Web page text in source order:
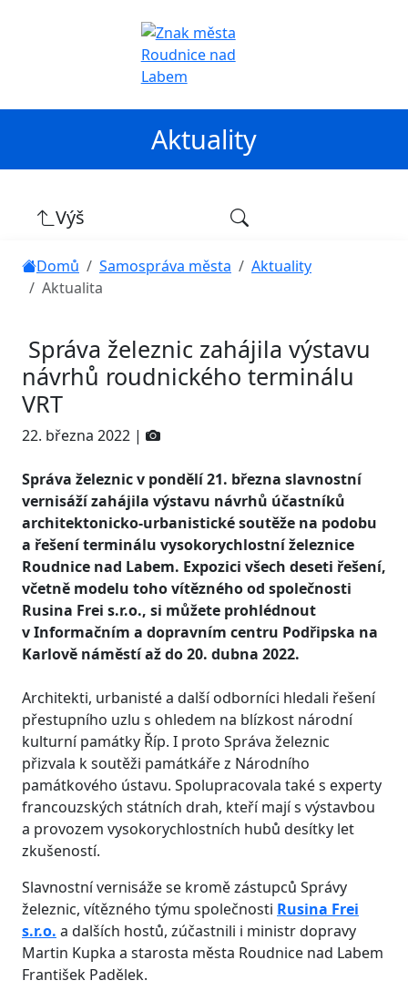
Aktuality
Výš
Domů Samospráva města
Aktuality
Aktualita
Správa železnic zahájila výstavu
návrhů roudnického terminálu
VRT
22. března 2022 |
Správa železnic v pondělí 21. března slavnostní
vernisáží zahájila výstavu návrhů účastníků
architektonicko-urbanistické soutěže na podobu
a řešení terminálu vysokorychlostní železnice
Roudnice nad Labem. Expozici všech deseti řešení,
včetně modelu toho vítězného od společnosti
Rusina Frei s.r.o., si můžete prohlédnout
v Informačním a dopravním centru Podřipska na
Karlově náměstí až do 20. dubna 2022.
Architekti, urbanisté a další odborníci hledali řešení
přestupního uzlu s ohledem na blízkost národní
kulturní památky Říp. I proto Správa železnic
přizvala k soutěži památkáře z Národního
památkového ústavu. Spolupracovala také s experty
francouzských státních drah, kteří mají s výstavbou
a provozem vysokorychlostních hubů desítky let
zkušeností.
Slavnostní vernisáže se kromě zástupců Správy
železnic, vítězného týmu společnosti Rusina Frei
s.r.o. a dalších hostů, zúčastnili i ministr dopravy
Martin Kupka a starosta města Roudnice nad Labem
František Padělek.